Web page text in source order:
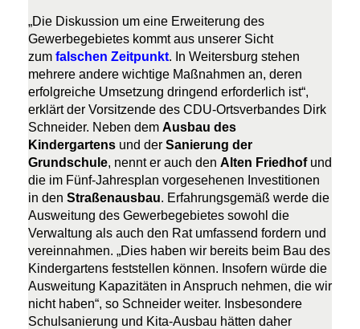
Die Diskussion um eine Erweiterung des
Gewerbegebietes kommt aus unserer Sicht
zum falschen Zeitpunkt. In Weitersburg stehen
mehrere andere wichtige Maßnahmen an, deren
erfolgreiche Umsetzung dringend erforderlich ist“,
erklärt der Vorsitzende des CDU-Ortsverbandes Dirk
Schneider. Neben dem Ausbau des
Kindergartens und der Sanierung der
Grundschule, nennt er auch den Alten Friedhof und
die im Fünf-Jahresplan vorgesehenen Investitionen
in den Straßenausbau. Erfahrungsgemäß werde die
Ausweitung des Gewerbegebietes sowohl die
Verwaltung als auch den Rat umfassend fordern und
vereinnahmen. „Dies haben wir bereits beim Bau des
Kindergartens feststellen können. Insofern würde die
Ausweitung Kapazitäten in Anspruch nehmen, die wir
nicht haben“, so Schneider weiter. Insbesondere
Schulsanierung und Kita-Ausbau hätten daher